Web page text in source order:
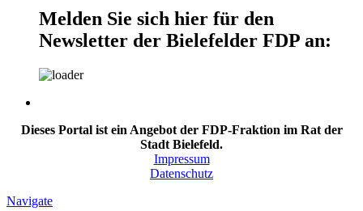
Melden Sie sich hier für den
Newsletter der Bielefelder FDP an:
Dieses Portal ist ein Angebot der FDP-Fraktion im Rat der
Stadt Bielefeld.
Impressum
Datenschutz
Navigate